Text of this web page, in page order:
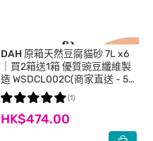
DAH 原箱天然豆腐貓砂 7L x6
｜買2箱送1箱 優質豌豆纖維製
造 WSDCL002C(商家直送 - 5
個工作天內送到府上)
HK$474.00
(1)